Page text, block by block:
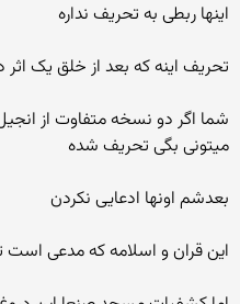
اینها ربطی به تحریف نداره
تحریف اینه که بعد از خلق یک
شما اگر دو نسخه متفاوت از انجیل
میتونی بگی تحریف شده
بعدشم اونها ادعایی نکردن
این قران و اسلامه که مدعی